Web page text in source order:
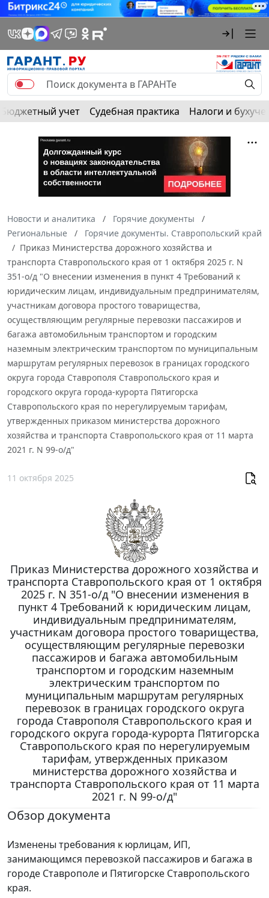
Бюджетный учет Судебная практика Налоги и
Новости и аналитика
Горячие документы
Региональные
Горячие документы. Ставропольский край
Приказ Министерства дорожного хозяйства и
транспорта Ставропольского края от 1 октября 2025 г. N
351-о/д "О внесении изменения в пункт 4 Требований к
юридическим лицам, индивидуальным предпринимателям,
участникам договора простого товарищества,
осуществляющим регулярные перевозки пассажиров и
багажа автомобильным транспортом и городским
наземным электрическим транспортом по муниципальным
маршрутам регулярных перевозок в границах городского
округа города Ставрополя Ставропольского края и
городского округа города-курорта Пятигорска
Ставропольского края по нерегулируемым тарифам,
утвержденных приказом министерства дорожного
хозяйства и транспорта Ставропольского края от 11 марта
2021 г. N 99-о/д"
11 октября 2025
Приказ Министерства дорожного хозяйства и
транспорта Ставропольского края от 1 октября
2025 г. N 351-о/д "О внесении изменения в
пункт 4 Требований к юридическим лицам,
индивидуальным предпринимателям,
участникам договора простого товарищества,
осуществляющим регулярные перевозки
пассажиров и багажа автомобильным
транспортом и городским наземным
электрическим транспортом по
муниципальным маршрутам регулярных
перевозок в границах городского округа
города Ставрополя Ставропольского края и
городского округа города-курорта Пятигорска
Ставропольского края по нерегулируемым
тарифам, утвержденных приказом
министерства дорожного хозяйства и
транспорта Ставропольского края от 11 марта
2021 г. N 99-о/д"
Обзор документа
Изменены требования к юрлицам, ИП,
занимающимся перевозкой пассажиров и багажа в
городе Ставрополе и Пятигорске Ставропольского
края.